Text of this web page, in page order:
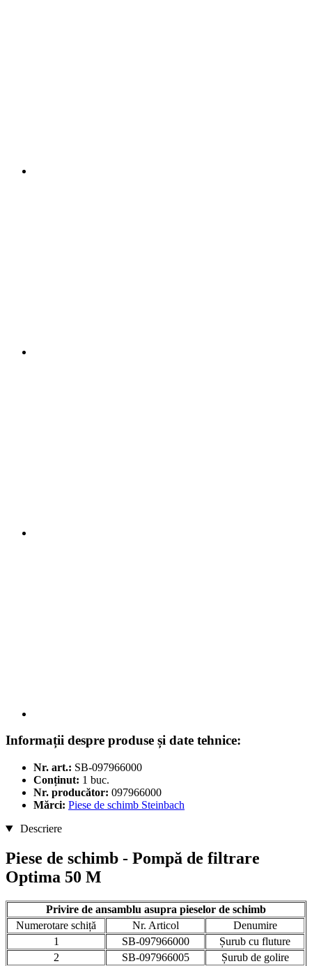
Informații despre produse și date tehnice:
Nr. art.: SB-097966000
Conținut: 1 buc.
Nr. producător: 097966000
Mărci: Piese de schimb Steinbach
Descriere
Piese de schimb - Pompă de filtrare
Optima 50 M
Privire de ansamblu asupra pieselor de schimb
Numerotare schiță
Nr. Articol
Denumire
1
SB-097966000
Șurub cu fluture
2
SB-097966005
Șurub de golire